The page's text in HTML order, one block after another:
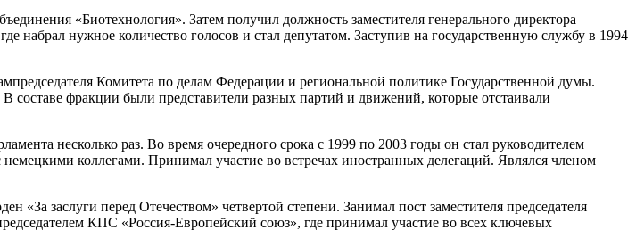
«Биотехнология». Затем получил должность заместителя генерального директора
набрал нужное количество голосов и стал депутатом. Заступив на государственную службу в 1994
Комитета по делам Федерации и региональной политике Государственной думы.
составе фракции были представители разных партий и движений, которые отстаивали
несколько раз. Во время очередного срока с 1999 по 2003 годы он стал руководителем
коллегами. Принимал участие во встречах иностранных делегаций. Являлся членом
заслуги перед Отечеством» четвертой степени. Занимал пост заместителя председателя
КПС «Россия-Европейский союз», где принимал участие во всех ключевых